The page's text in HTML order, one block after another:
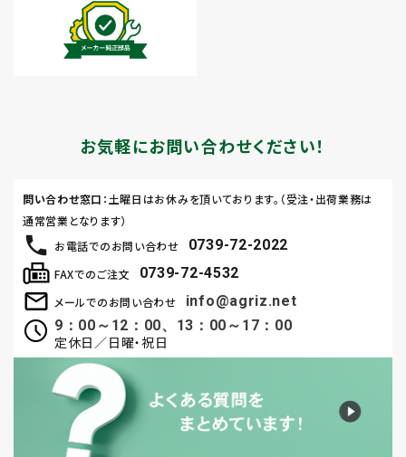
お気軽にお問い合わせください！
お電話でのお問い合わせ 0739-72-2022
メールでのお問い合わせ
info@agriz.net
9：00～12：00、13：00～17：00
定休日／日曜・祝日
FAXでのご注文 0739-72-4532
問い合わせ窓口 ：土曜日はお休みを頂いております。（受注・出荷業務は
通常営業となります）